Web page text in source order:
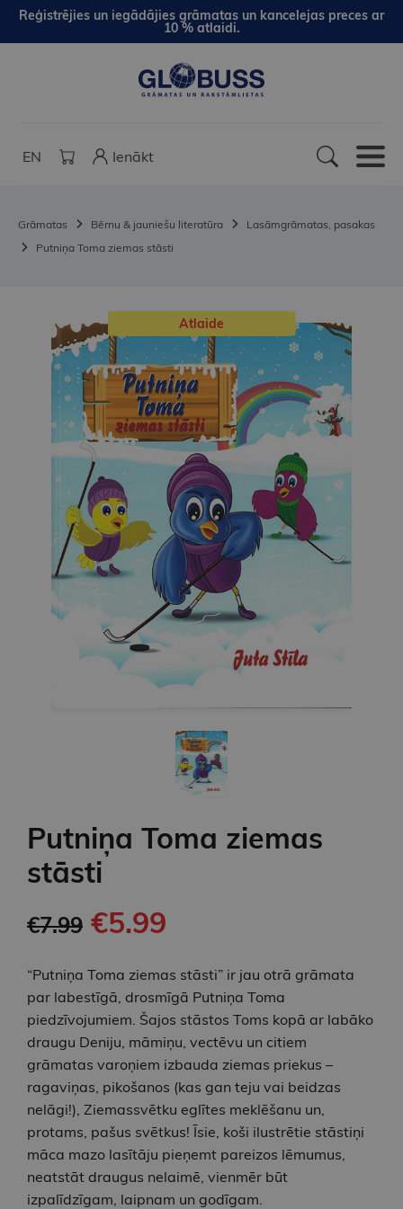
Reģistrējies un iegādājies grāmatas un kancelejas preces ar
10 % atlaidi.
EN Ienākt
Grāmatas Bērnu & jauniešu literatūra
Lasāmgrāmatas, pasakas
Putniņa Toma ziemas stāsti
Atlaide
Putniņa Toma ziemas
stāsti
€7.99 €5.99
“Putniņa Toma ziemas stāsti” ir jau otrā grāmata
par labestīgā, drosmīgā Putniņa Toma
piedzīvojumiem. Šajos stāstos Toms kopā ar labāko
draugu Deniju, māmiņu, vectēvu un citiem
grāmatas varoņiem izbauda ziemas priekus –
ragaviņas, pikošanos (kas gan teju vai beidzas
nelāgi!), Ziemassvētku eglītes meklēšanu un,
protams, pašus svētkus! Īsie, koši ilustrētie stāstiņi
māca mazo lasītāju pieņemt pareizos lēmumus,
neatstāt draugus nelaimē, vienmēr būt
izpalīdzīgam, laipnam un godīgam.